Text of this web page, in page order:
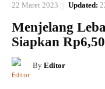
22 Maret 2023 Updated:
Menjelang
Siapkan
By Editor